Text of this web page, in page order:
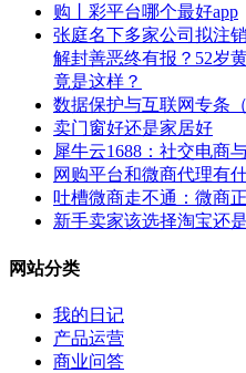
购丨彩平台哪个最好app
张庭名下多家公司拟注
解封善恶终有报？52岁
竟是这样？
数据保护与互联网专条（
卖门窗好还是家居好
犀牛云1688：社交电商
网购平台和微商代理有
吐槽微商走不通：微商
新手卖家该选择淘宝还
网站分类
我的日记
产品运营
商业问答